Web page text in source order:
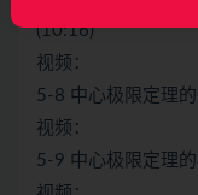
(10:16)
视频：
5-8 中心极限定理
视频：
5-9 中心极限定理